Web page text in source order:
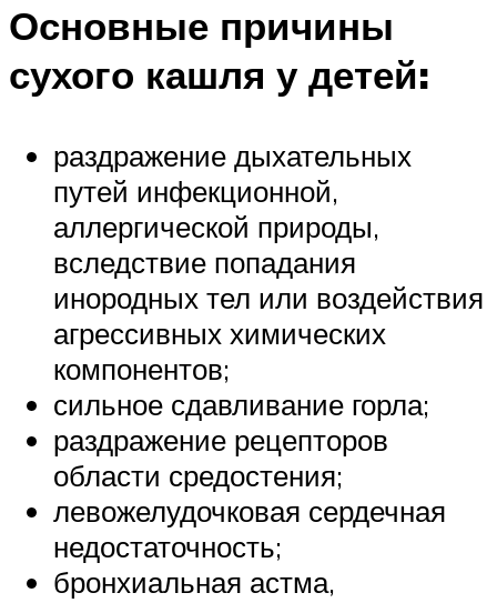
Основные причины
сухого кашля у детей:
раздражение дыхательных
путей инфекционной,
аллергической природы,
вследствие попадания
инородных тел или воздействия
агрессивных химических
компонентов;
сильное сдавливание горла;
раздражение рецепторов
области средостения;
левожелудочковая сердечная
недостаточность;
бронхиальная астма,